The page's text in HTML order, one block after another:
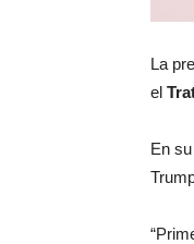
La
el
En